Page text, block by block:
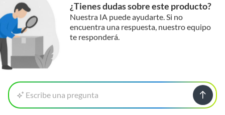
¿Tienes dudas sobre este producto?
Nuestra IA puede ayudarte. Si no
encuentra una respuesta, nuestro equipo
te responderá.
Escribe una pregunta